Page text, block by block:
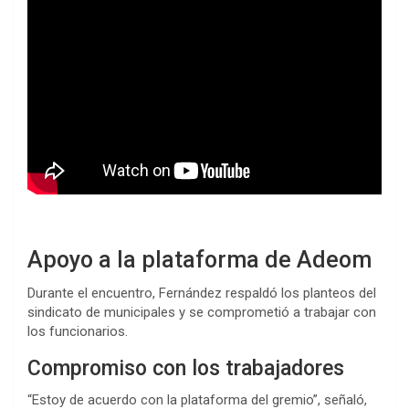
Apoyo a la plataforma de Adeom
Durante el encuentro, Fernández respaldó los planteos del
sindicato de municipales y se comprometió a trabajar con
los funcionarios.
Compromiso con los trabajadores
“Estoy de acuerdo con la plataforma del gremio”, señaló,